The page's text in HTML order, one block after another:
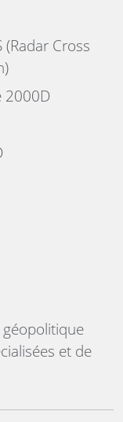
(Radar Cross
2000D
géopolitique
et de